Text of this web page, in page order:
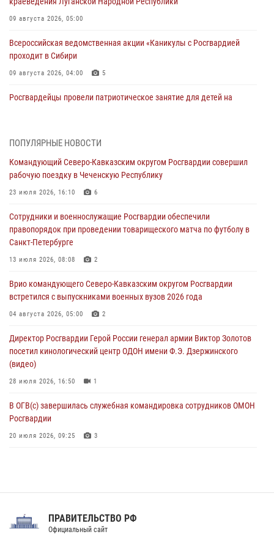
09 августа 2026, 05:00
Всероссийская ведомственная акции «Каникулы с Росгвардией
проходит в Сибири
09 августа 2026, 04:00 5
Росгвардейцы провели патриотическое занятие для детей на
юных воспитанников спортивной школы
08 августа 2026, 13:00
стен музея истории космонавтики в Калуге
08 августа 2026, 09:29 2
В Северо-Западном округе Росгвардии продолжаются мероприятия
08 августа 2026, 09:03 1
Росгвардейцы в ЛНР совершенствуют навыки тактической
08 августа 2026, 09:00
ПОПУЛЯРНЫЕ НОВОСТИ
Командующий Северо-Кавказским округом Росгвардии совершил
рабочую поездку в Чеченскую Республику
23 июля 2026, 16:10 6
Сотрудники и военнослужащие Росгвардии обеспечили
правопорядок при проведении товарищеского матча по футболу в
Санкт-Петербурге
13 июля 2026, 08:08 2
Врио командующего Северо-Кавказским округом Росгвардии
встретился с выпускниками военных вузов 2026 года
04 августа 2026, 05:00 2
Директор Росгвардии Герой России генерал армии Виктор Золотов
посетил кинологический центр ОДОН имени Ф.Э. Дзержинского
(видео)
28 июля 2026, 16:50 1
В ОГВ(с) завершилась служебная командировка сотрудников ОМОН
Росгвардии
20 июля 2026, 09:25 3
Праздник «Один день с Росгвардией» к 105-летию Центрального
ПРАВИТЕЛЬСТВО РФ
Официальный сайт